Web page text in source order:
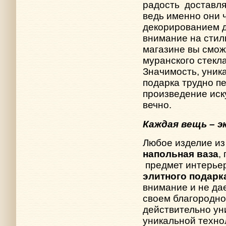
радость
ведь именно они
декорированием
внимание на
магазине вы
муранского
Значимость,
подарка трудно
произведение
вечно.
Каждая вещь –
Любое изделие из
напольная ваза,
предмет
элитного
внимание и не
своем
действительно
уникальной